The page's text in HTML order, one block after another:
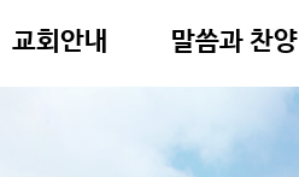
교회안내 말씀과 찬양